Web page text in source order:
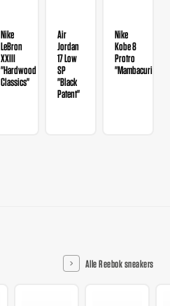
Nike
LeBron
XXIII
"Hardwood
Classics"
Air
Jordan
17 Low
SP
"Black
Patent"
Nike
Kobe 8
Protro
"Mambacurial"
Alle Reebok sneakers